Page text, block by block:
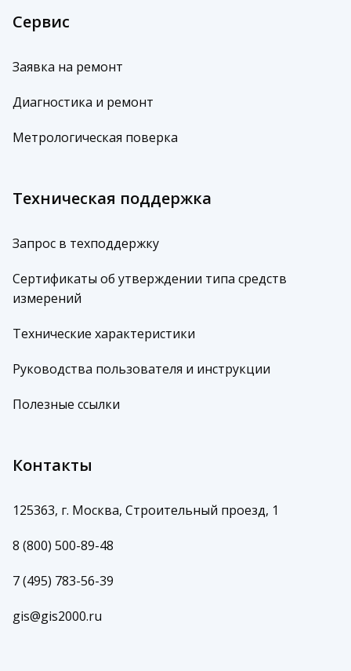
Сервис
Заявка на ремонт
Диагностика и ремонт
Метрологическая поверка
Техническая поддержка
Запрос в техподдержку
Сертификаты об утверждении типа средств
измерений
Технические характеристики
Руководства пользователя и инструкции
Полезные ссылки
Контакты
125363, г. Москва, Строительный проезд, 1
8 (800) 500-89-48
7 (495) 783-56-39
gis@gis2000.ru